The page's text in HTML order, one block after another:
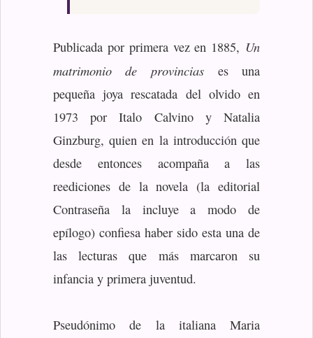
Publicada por primera vez en 1885, Un
matrimonio de provinciases una
pequeña joya rescatada del olvido en
1973 por Italo Calvino y Natalia
Ginzburg, quien en la introducción que
desde entonces acompaña a las
reediciones de la novela (la editorial
Contraseña la incluye a modo de
epílogo) confiesa haber sido esta una de
las lecturas que más marcaron su
infancia y primera juventud.
Pseudónimo de la italiana Maria